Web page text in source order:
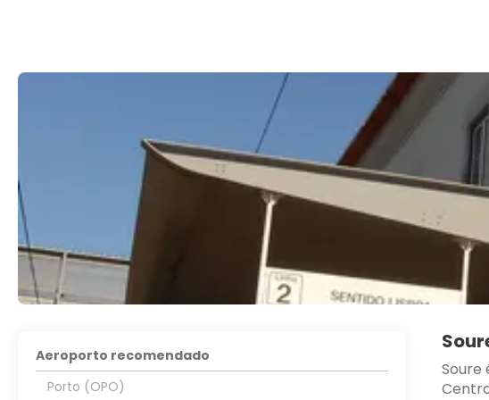
Soure
Aeroporto recomendado
Porto (OPO)